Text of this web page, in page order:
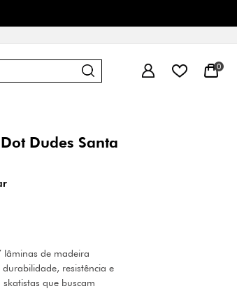
0
Dudes Santa
lâminas de madeira
resistência e
que buscam